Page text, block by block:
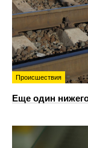
Происшествия
Еще один